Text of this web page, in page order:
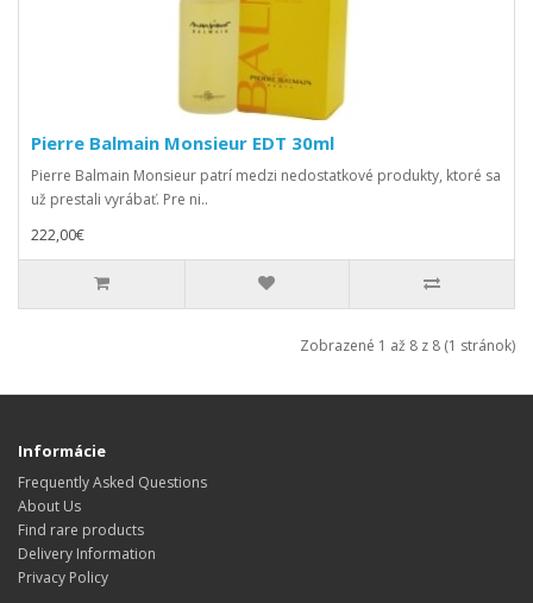
Pierre Balmain Monsieur EDT 30ml
Pierre Balmain Monsieur patrí medzi nedostatkové produkty, ktoré sa
už prestali vyrábať. Pre ni..
222,00€
Zobrazené 1 až 8 z 8 (1 stránok)
Informácie
Frequently Asked Questions
About Us
Find rare products
Delivery Information
Privacy Policy